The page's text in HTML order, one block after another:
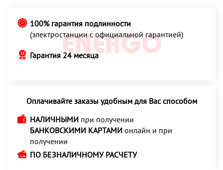
100% гарантия подлинности
(электростанции с официальной гарантией)
Гарантия 24 месяца
Оплачивайте заказы удобным для Вас способом
НАЛИЧНЫМИ при получении
БАНКОВСКИМИ КАРТАМИ онлайн и при
получении
ПО БЕЗНАЛИЧНОМУ РАСЧЕТУ